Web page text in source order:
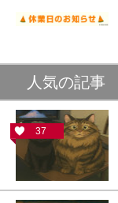
人気の記事
37